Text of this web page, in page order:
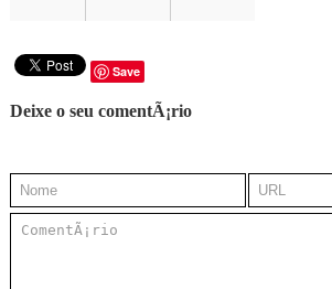
Save
Deixe o seu comentÃ¡rio